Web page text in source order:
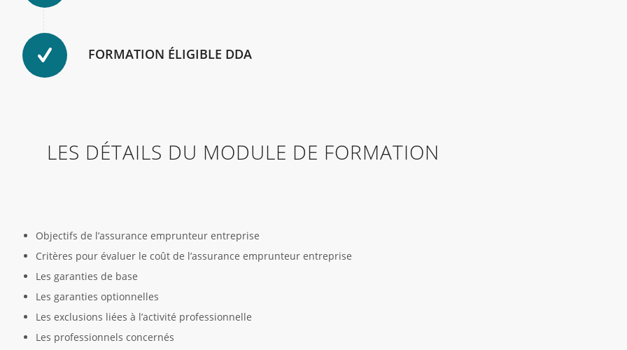
FORMATION ÉLIGIBLE DDA
LES DÉTAILS DU MODULE DE FORMATION
Objectifs de l’assurance emprunteur entreprise
Critères pour évaluer le coût de l’assurance emprunteur entreprise
Les garanties de base
Les garanties optionnelles
Les exclusions liées à l’activité professionnelle
Les professionnels concernés